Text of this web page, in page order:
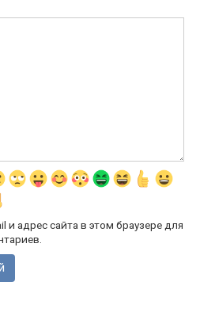
и адрес сайта в этом браузере для